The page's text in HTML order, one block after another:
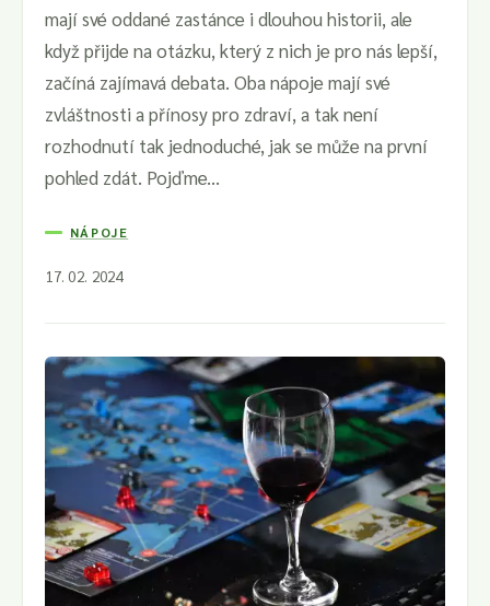
mají své oddané zastánce i dlouhou historii, ale
když přijde na otázku, který z nich je pro nás lepší,
začíná zajímavá debata. Oba nápoje mají své
zvláštnosti a přínosy pro zdraví, a tak není
rozhodnutí tak jednoduché, jak se může na první
pohled zdát. Pojďme...
NÁPOJE
17. 02. 2024